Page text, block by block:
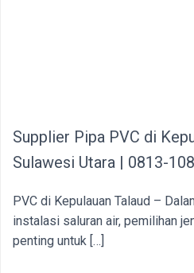
Supplier Pipa PVC di
Sulawesi Utara | 0813-
PVC di Kepulauan Talaud –
instalasi saluran air, pemilihan
penting untuk […]